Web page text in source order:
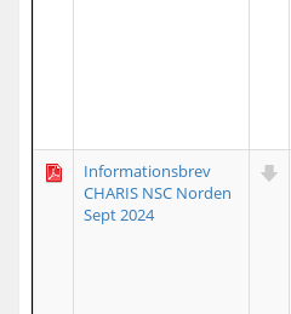
Informationsbrev
CHARIS NSC Norden
Sept 2024